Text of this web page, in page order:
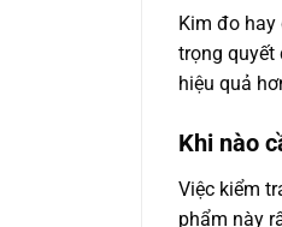
Kim đo
trọng quyết
hiệu quả
Khi nào
Việc kiểm
phẩm này